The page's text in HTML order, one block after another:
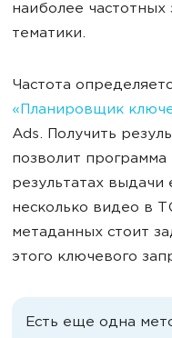
наиболее
тематики.
Частота
«Планировщик
Ads. Получить
позволит программа
результатах
несколько видео в
метаданных стоит
этого ключевого
Есть еще одна